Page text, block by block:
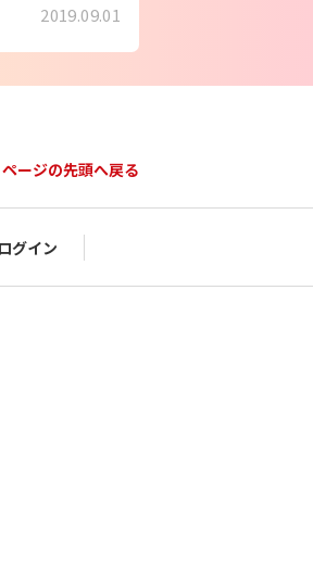
2019.09.01
ページの先頭へ戻る
グイン